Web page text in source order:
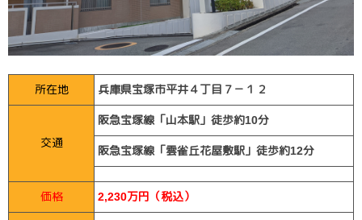
所在地 兵庫県宝塚市平井４丁目７－１２
交通
阪急宝塚線「山本駅」徒歩約10分
阪急宝塚線「雲雀丘花屋敷駅」徒歩約12分
価格 2,230万円（税込）